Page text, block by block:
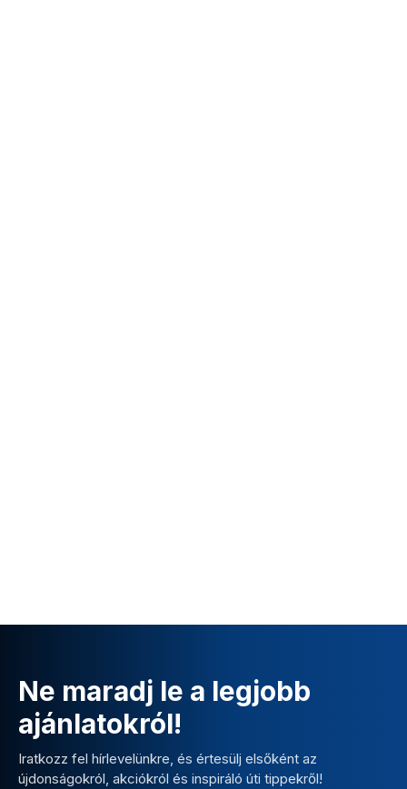
Ne maradj le a legjobb
ajánlatokról!
Iratkozz fel hírlevelünkre, és értesülj elsőként az
újdonságokról, akciókról és inspiráló úti tippekről!